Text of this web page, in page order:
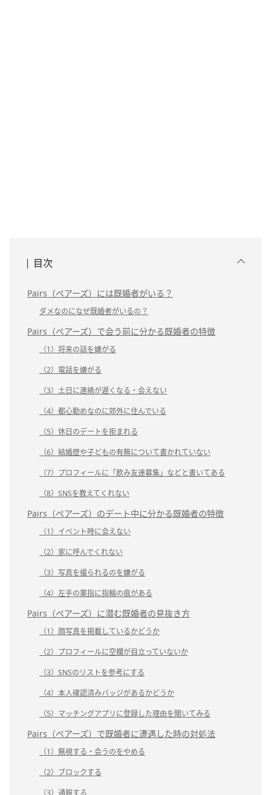
目次
Pairs（ペアーズ）には既婚者がいる？
ダメなのになぜ既婚者がいるの？
Pairs（ペアーズ）で会う前に分かる既婚者の特徴
（1）将来の話を嫌がる
（2）電話を嫌がる
（3）土日に連絡が遅くなる・会えない
（4）都心勤めなのに郊外に住んでいる
（5）休日のデートを拒まれる
（6）結婚歴や子どもの有無について書かれていない
（7）プロフィールに「飲み友達募集」などと書いてある
（8）SNSを教えてくれない
Pairs（ペアーズ）のデート中に分かる既婚者の特徴
（1）イベント時に会えない
（2）家に呼んでくれない
（3）写真を撮られるのを嫌がる
（4）左手の薬指に指輪の痕がある
Pairs（ペアーズ）に潜む既婚者の見抜き方
（1）顔写真を掲載しているかどうか
（2）プロフィールに空欄が目立っていないか
（3）SNSのリストを参考にする
（4）本人確認済みバッジがあるかどうか
（5）マッチングアプリに登録した理由を聞いてみる
Pairs（ペアーズ）で既婚者に遭遇した時の対処法
（1）無視する・会うのをやめる
（2）ブロックする
（3）通報する